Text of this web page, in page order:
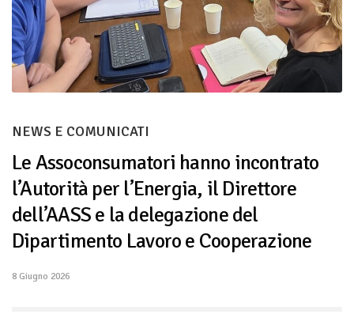
NEWS E COMUNICATI
Le Assoconsumatori hanno incontrato
l’Autorità per l’Energia, il Direttore
dell’AASS e la delegazione del
Dipartimento Lavoro e Cooperazione
8 Giugno 2026